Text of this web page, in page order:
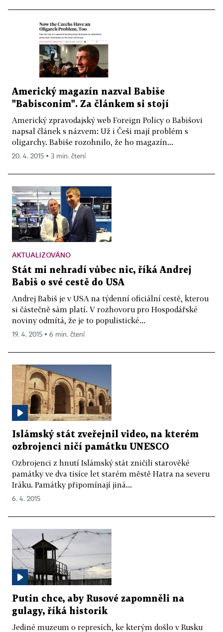
Americký magazín nazval Babiše
"Babisconim". Za článkem si stojí
Americký zpravodajský web Foreign Policy o Babišovi
napsal článek s názvem: Už i Češi mají problém s
oligarchy. Babiše rozohnilo, že ho magazín...
20. 4. 2015 ▪ 3 min. čtení
AKTUALIZOVÁNO
Stát mi nehradí vůbec nic, říká Andrej
Babiš o své cestě do USA
Andrej Babiš je v USA na týdenní oficiální cestě, kterou
si částečně sám platí. V rozhovoru pro Hospodářské
noviny odmítá, že je to populistické...
19. 4. 2015 ▪ 6 min. čtení
Islámský stát zveřejnil video, na kterém
ozbrojenci ničí památku UNESCO
Ozbrojenci z hnutí Islámský stát zničili starověké
památky ve dva tisíce let starém městě Hatra na severu
Iráku. Památky připomínají jiná...
6. 4. 2015
Putin chce, aby Rusové zapomněli na
gulagy, říká historik
Jediné muzeum o represích, ke kterým došlo v Rusku